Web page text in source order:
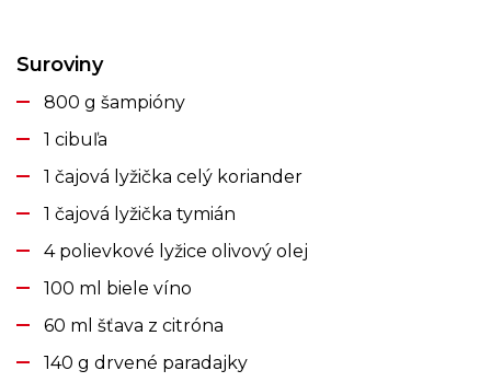
Suroviny
800 g šampióny
1 cibuľa
1 čajová lyžička celý koriander
1 čajová lyžička tymián
4 polievkové lyžice olivový olej
100 ml biele víno
60 ml šťava z citróna
140 g drvené paradajky